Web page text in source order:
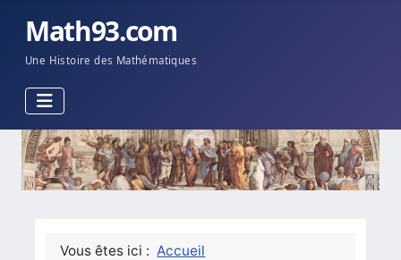
Math93.com
Une Histoire des Mathématiques
Vous êtes ici : Accueil